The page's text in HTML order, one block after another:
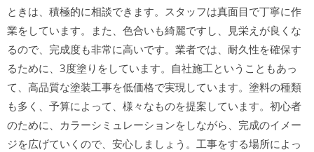
ときは、積極的に相談できます。スタッフは真面目で丁寧に作
業をしています。また、色合いも綺麗ですし、見栄えが良くな
るので、完成度も非常に高いです。業者では、耐久性を確保す
るために、3度塗りをしています。自社施工ということもあっ
て、高品質な塗装工事を低価格で実現しています。塗料の種類
も多く、予算によって、様々なものを提案しています。初心者
のために、カラーシミュレーションをしながら、完成のイメー
ジを広げていくので、安心しましょう。工事をする場所によっ